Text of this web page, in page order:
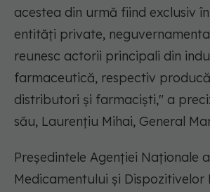
acestea din urmă fiind exclusiv
entități private,
reunesc actorii principali din
farmaceutică, respectiv
distributori și farmaciști," a
său, Laurențiu Mihai, General
Președintele Agenției Naționale a
Medicamentului și Dispozitivelor